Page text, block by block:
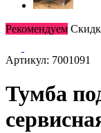
Рекомендуем
Артикул: 7001091
Тумба